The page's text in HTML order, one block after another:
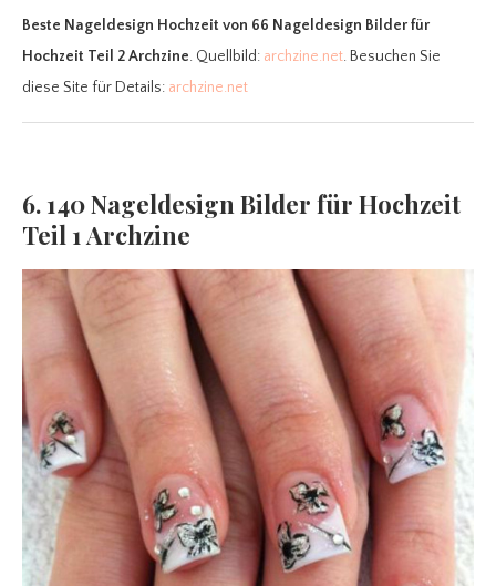
Beste Nageldesign Hochzeit von 66 Nageldesign Bilder für
Hochzeit Teil 2 Archzine. Quellbild: archzine.net. Besuchen Sie
diese Site für Details: archzine.net
6. 140 Nageldesign Bilder für Hochzeit
Teil 1 Archzine